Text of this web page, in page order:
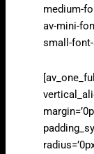
medium-
av-mini-
small-font-